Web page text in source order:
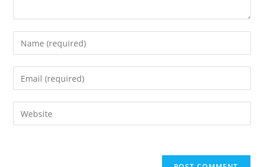
Enter
your
name
comment
Enter
your
email
address
Enter
your